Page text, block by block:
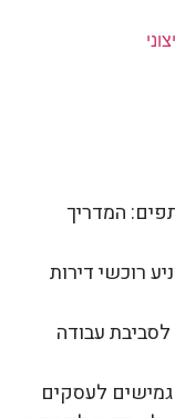
המדריך
רוכשי דירות
עבודה
לעסקים